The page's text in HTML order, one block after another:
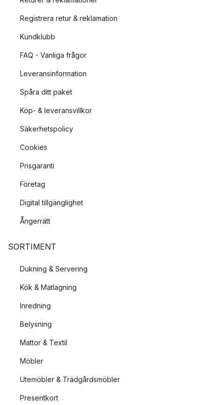
Registrera retur & reklamation
Kundklubb
FAQ - Vanliga frågor
Leveransinformation
Spåra ditt paket
Köp- & leveransvillkor
Säkerhetspolicy
Cookies
Prisgaranti
Företag
Digital tillgänglighet
Ångerrätt
SORTIMENT
Dukning & Servering
Kök & Matlagning
Inredning
Belysning
Mattor & Textil
Möbler
Utemöbler & Trädgårdsmöbler
Presentkort